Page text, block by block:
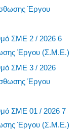
Έργου
ΣΜΕ 2 / 2026 6
Έργου (Σ.Μ.Ε.)
ΣΜΕ 3 / 2026
Έργου
ΣΜΕ 01 / 2026 7
Έργου (Σ.Μ.Ε.)